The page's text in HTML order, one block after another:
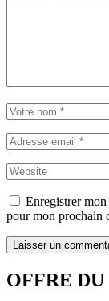
Enregistrer
pour mon prochain
OFFRE